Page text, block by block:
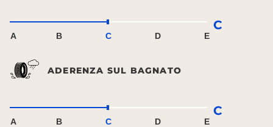
A B C D E
C
ADERENZA SUL BAGNATO
A B C D E
C